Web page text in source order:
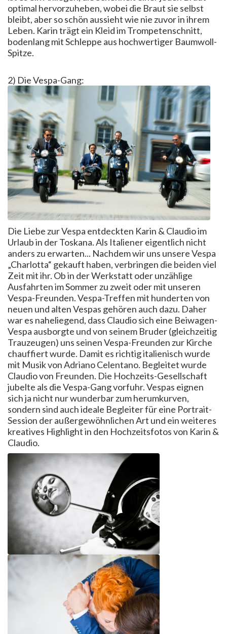
optimal hervorzuheben, wobei die Braut sie selbst
bleibt, aber so schön aussieht wie nie zuvor in ihrem
Leben. Karin trägt ein Kleid im Trompetenschnitt,
bodenlang mit Schleppe aus hochwertiger Baumwoll-
Spitze.
2) Die Vespa-Gang:
Die Liebe zur Vespa entdeckten Karin & Claudio im
Urlaub in der Toskana. Als Italiener eigentlich nicht
anders zu erwarten... Nachdem wir uns unsere Vespa
„Charlotta“ gekauft haben, verbringen die beiden viel
Zeit mit ihr. Ob in der Werkstatt oder unzählige
Ausfahrten im Sommer zu zweit oder mit unseren
Vespa-Freunden. Vespa-Treffen mit hunderten von
neuen und alten Vespas gehören auch dazu. Daher
war es naheliegend, dass Claudio sich eine Beiwagen-
Vespa ausborgte und von seinem Bruder (gleichzeitig
Trauzeugen) uns seinen Vespa-Freunden zur Kirche
chauffiert wurde. Damit es richtig italienisch wurde
mit Musik von Adriano Celentano. Begleitet wurde
Claudio von Freunden. Die Hochzeits-Gesellschaft
jubelte als die Vespa-Gang vorfuhr. Vespas eignen
sich ja nicht nur wunderbar zum herumkurven,
sondern sind auch ideale Begleiter für eine Portrait-
Session der außergewöhnlichen Art und ein weiteres
kreatives Highlight in den Hochzeitsfotos von Karin &
Claudio.